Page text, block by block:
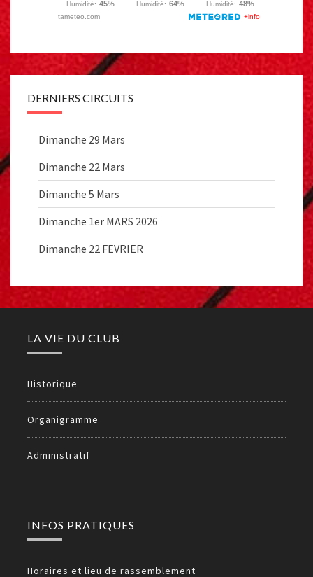
DERNIERS CIRCUITS
Dimanche 29 Mars
Dimanche 22 Mars
Dimanche 5 Mars
Dimanche 1er MARS 2026
Dimanche 22 FEVRIER
LA VIE DU CLUB
Historique
Organigramme
Administratif
INFOS PRATIQUES
Horaires et lieu de rassemblement